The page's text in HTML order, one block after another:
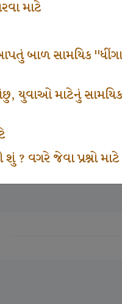
માટે
બાળ સામયિક
યુવાઓ માટેનું સામયિક
? વગરે જેવા પ્રશ્નો માટે
1000